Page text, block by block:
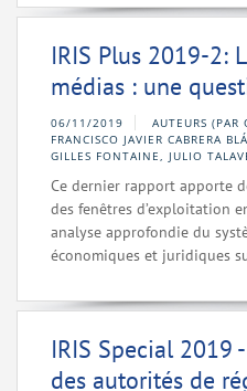
IRIS Plus 2019-2:
médias : une
06/11/2019
AUTEURS (PAR
FRANCISCO JAVIER CABRERA
GILLES FONTAINE, JULIO
Ce dernier rapport apporte
des fenêtres d’exploitation
analyse approfondie du
économiques et juridiques
IRIS Special 2019
des autorités de